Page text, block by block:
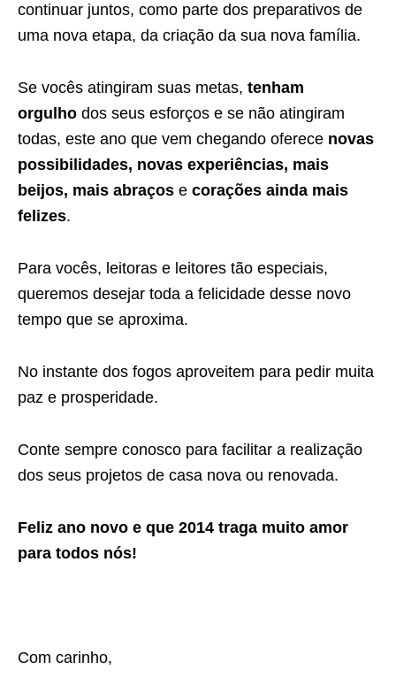
continuar juntos, como parte dos preparativos de
uma nova etapa, da criação da sua nova família.
Se vocês atingiram suas metas, tenham
orgulho dos seus esforços e se não atingiram
todas, este ano que vem chegando oferece novas
possibilidades, novas experiências, mais
beijos, mais abraços e corações ainda mais
felizes.
Para vocês, leitoras e leitores tão especiais,
queremos desejar toda a felicidade desse novo
tempo que se aproxima.
No instante dos fogos aproveitem para pedir muita
paz e prosperidade.
Conte sempre conosco para facilitar a realização
dos seus projetos de casa nova ou renovada.
Feliz ano novo e que 2014 traga muito amor
para todos nós!
Com carinho,